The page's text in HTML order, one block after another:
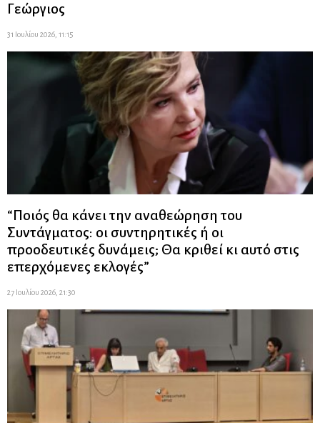
Γεώργιος
31 Ιουλίου 2026, 11:15
“Ποιός θα κάνει την αναθεώρηση του
Συντάγματος: οι συντηρητικές ή οι
προοδευτικές δυνάμεις; Θα κριθεί κι αυτό στις
επερχόμενες εκλογές”
27 Ιουλίου 2026, 21:30